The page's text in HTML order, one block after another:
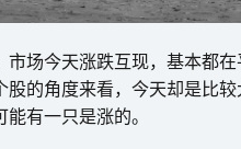
市场今天涨跌互现，基本都
股的角度来看，今天却是比
有一只是涨的。